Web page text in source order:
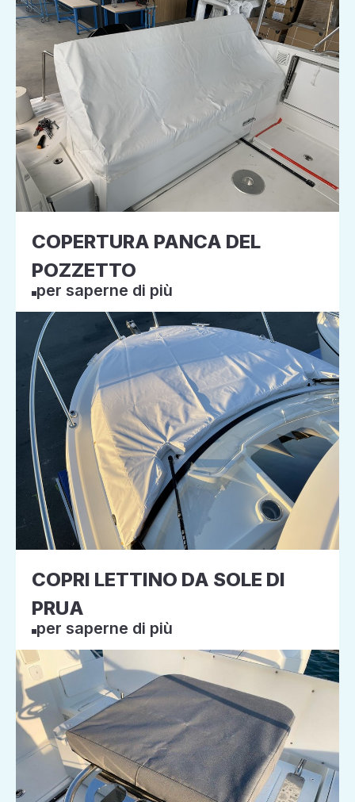
COPERTURA PANCA DEL
POZZETTO
per saperne di più
COPRI LETTINO DA SOLE DI
PRUA
per saperne di più